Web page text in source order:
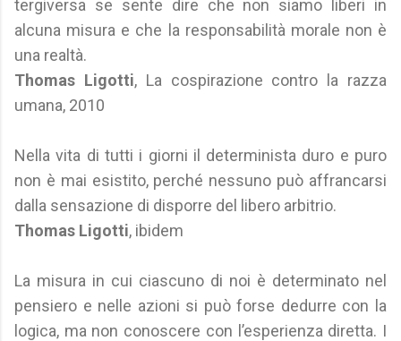
tergiversa se sente dire che non siamo liberi in
alcuna misura e che la responsabilità morale non è
una realtà.
Thomas Ligotti, La cospirazione contro la razza
umana, 2010
Nella vita di tutti i giorni il determinista duro e puro
non è mai esistito, perché nessuno può affrancarsi
dalla sensazione di disporre del libero arbitrio.
Thomas Ligotti, ibidem
La misura in cui ciascuno di noi è determinato nel
pensiero e nelle azioni si può forse dedurre con la
logica, ma non conoscere con l’esperienza diretta. I